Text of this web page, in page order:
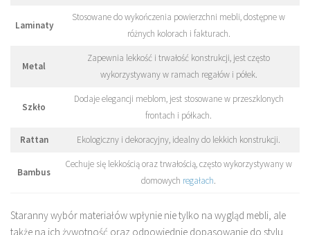
Laminaty
Stosowane do wykończenia powierzchni mebli, dostępne w
różnych kolorach i fakturach.
Metal
Zapewnia lekkość i trwałość konstrukcji, jest często
wykorzystywany w ramach regałów i półek.
Szkło
Dodaje elegancji meblom, jest stosowane w przeszklonych
frontach i półkach.
Rattan Ekologiczny i dekoracyjny, idealny do lekkich konstrukcji.
Bambus
Cechuje się lekkością oraz trwałością, często wykorzystywany w
domowych regałach.
Staranny wybór materiałów wpłynie nie tylko na wygląd mebli, ale
także na ich żywotność oraz odpowiednie dopasowanie do stylu